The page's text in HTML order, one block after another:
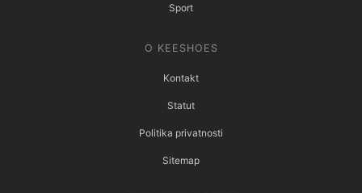
Sport
O KEESHOES
Kontakt
Statut
Politika privatnosti
Sitemap